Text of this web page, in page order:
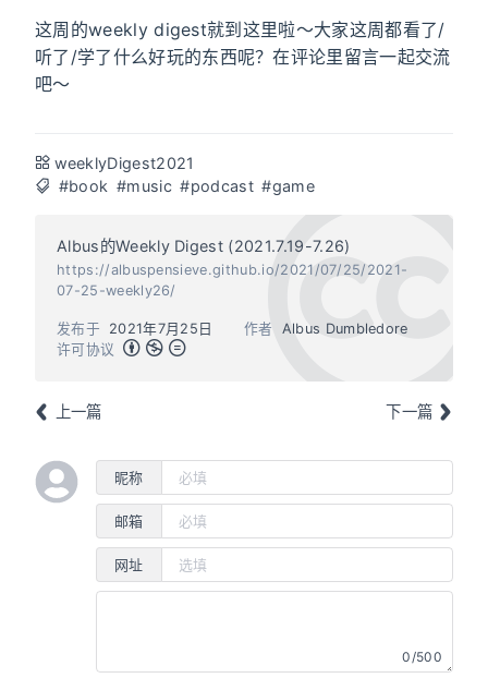
这周的weekly digest就到这里啦～大家这周都看了/
听了/学了什么好玩的东西呢？在评论里留言一起交流
吧～
weeklyDigest2021
#book #music #podcast #game
Albus的Weekly Digest (2021.7.19-7.26)
https://albuspensieve.github.io/2021/07/25/2021-
07-25-weekly26/
作者 Albus Dumbledore
发布于
2021年7月25日
许可协议
上一篇 下一篇
昵称
邮箱
网址
0/500